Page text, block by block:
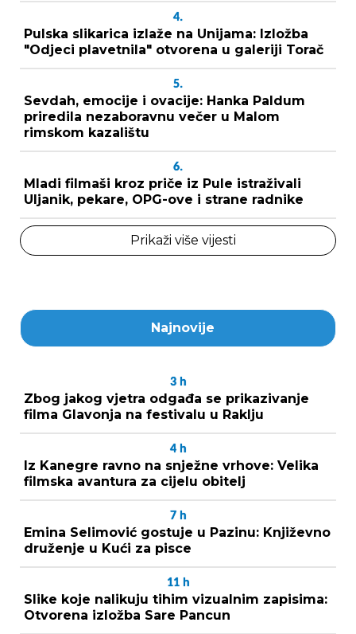
4.
Pulska slikarica izlaže na Unijama: Izložba
"Odjeci plavetnila" otvorena u galeriji Torač
5.
Sevdah, emocije i ovacije: Hanka Paldum
priredila nezaboravnu večer u Malom
rimskom kazalištu
6.
Mladi filmaši kroz priče iz Pule istraživali
Uljanik, pekare, OPG-ove i strane radnike
Prikaži više vijesti
Najnovije
3 h
Zbog jakog vjetra odgađa se prikazivanje
filma Glavonja na festivalu u Raklju
4 h
Iz Kanegre ravno na snježne vrhove: Velika
filmska avantura za cijelu obitelj
7 h
Emina Selimović gostuje u Pazinu: Književno
druženje u Kući za pisce
11 h
Slike koje nalikuju tihim vizualnim zapisima:
Otvorena izložba Sare Pancun